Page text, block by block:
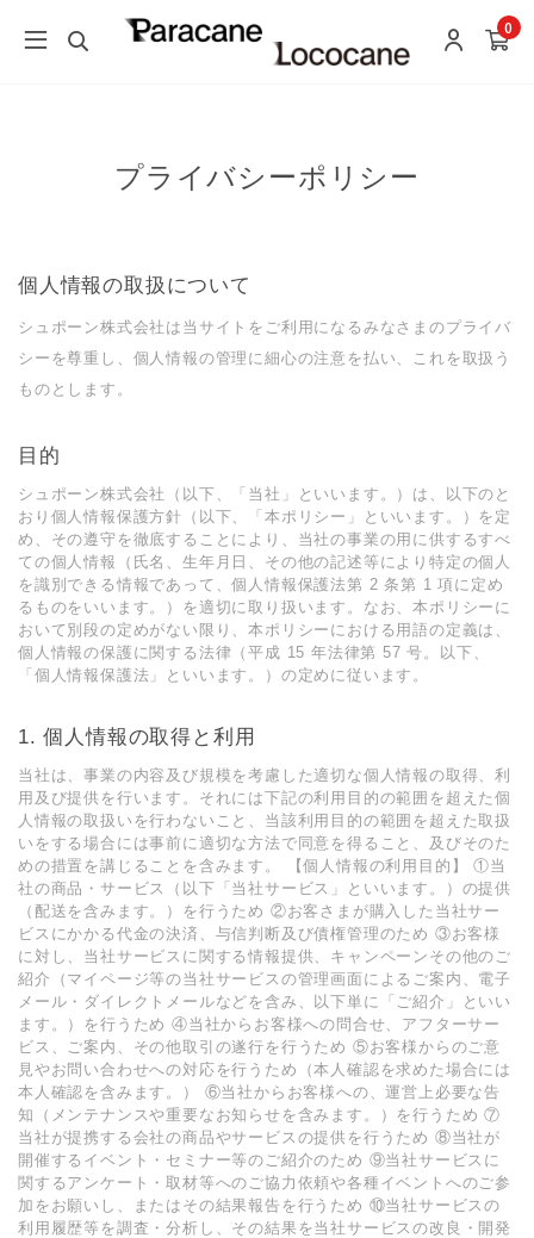
0
プライバシーポリシー
個人情報の取扱について
シュポーン株式会社は当サイトをご利用になるみなさまのプライバ
シーを尊重し、個人情報の管理に細心の注意を払い、これを取扱う
ものとします。
目的
シュポーン株式会社（以下、「当社」といいます。）は、以下のと
おり個⼈情報保護⽅針（以下、「本ポリシー」といいます。）を定
め、その遵守を徹底することにより、当社の事業の⽤に供するすべ
ての個⼈情報（⽒名、⽣年⽉⽇、その他の記述等により特定の個⼈
を識別できる情報であって、個⼈情報保護法第 2 条第 1 項に定め
るものをいいます。）を適切に取り扱います。なお、本ポリシーに
おいて別段の定めがない限り、本ポリシーにおける⽤語の定義は、
個⼈情報の保護に関する法律（平成 15 年法律第 57 号。以下、
「個⼈情報保護法」といいます。）の定めに従います。
1. 個⼈情報の取得と利⽤
当社は、事業の内容及び規模を考慮した適切な個⼈情報の取得、利
⽤及び提供を⾏います。それには下記の利⽤⽬的の範囲を超えた個
⼈情報の取扱いを⾏わないこと、当該利⽤⽬的の範囲を超えた取扱
いをする場合には事前に適切な⽅法で同意を得ること、及びそのた
めの措置を講じることを含みます。 【個⼈情報の利⽤⽬的】 ①当
社の商品・サービス（以下「当社サービス」といいます。）の提供
（配送を含みます。）を⾏うため ②お客さまが購⼊した当社サー
ビスにかかる代⾦の決済、与信判断及び債権管理のため ③お客様
に対し、当社サービスに関する情報提供、キャンペーンその他のご
紹介（マイページ等の当社サービスの管理画⾯によるご案内、電⼦
メール・ダイレクトメールなどを含み、以下単に「ご紹介」といい
ます。）を⾏うため ④当社からお客様への問合せ、アフターサー
ビス、ご案内、その他取引の遂⾏を⾏うため ⑤お客様からのご意
⾒やお問い合わせへの対応を⾏うため（本⼈確認を求めた場合には
本⼈確認を含みます。） ⑥当社からお客様への、運営上必要な告
知（メンテナンスや重要なお知らせを含みます。）を⾏うため ⑦
当社が提携する会社の商品やサービスの提供を⾏うため ⑧当社が
開催するイベント・セミナー等のご紹介のため ⑨当社サービスに
関するアンケート・取材等へのご協⼒依頼や各種イベントへのご参
加をお願いし、またはその結果報告を⾏うため ⑩当社サービスの
利⽤履歴等を調査・分析し、その結果を当社サービスの改良・開発